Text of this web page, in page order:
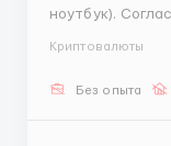
ноутбук).
фиксация
по 8 часов
выполненного
Криптовалюты
Без опыта